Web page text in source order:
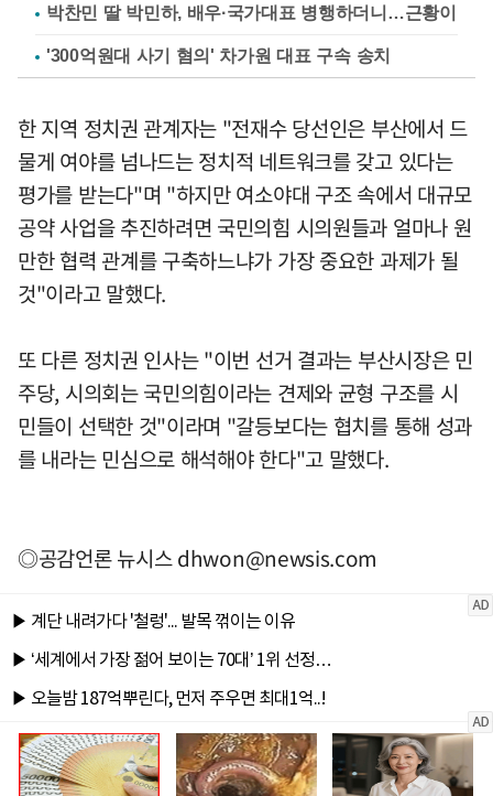
박찬민 딸 박민하, 배우·국가대표 병행하더니…근황이
'300억원대 사기 혐의' 차가원 대표 구속 송치
한 지역 정치권 관계자는 "전재수 당선인은 부산에서 드
물게 여야를 넘나드는 정치적 네트워크를 갖고 있다는
평가를 받는다"며 "하지만 여소야대 구조 속에서 대규모
공약 사업을 추진하려면 국민의힘 시의원들과 얼마나 원
만한 협력 관계를 구축하느냐가 가장 중요한 과제가 될
것"이라고 말했다.
또 다른 정치권 인사는 "이번 선거 결과는 부산시장은 민
주당, 시의회는 국민의힘이라는 견제와 균형 구조를 시
민들이 선택한 것"이라며 "갈등보다는 협치를 통해 성과
를 내라는 민심으로 해석해야 한다"고 말했다.
◎공감언론 뉴시스dhwon@newsis.com